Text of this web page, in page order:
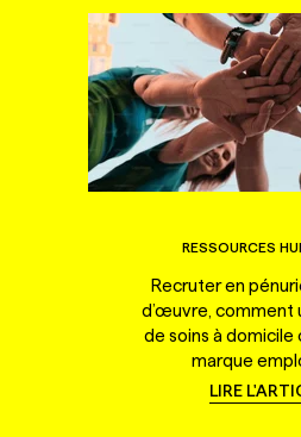
RESSOURCES
Recruter en
d’œuvre, comment
de soins à domicile
marque
LIRE